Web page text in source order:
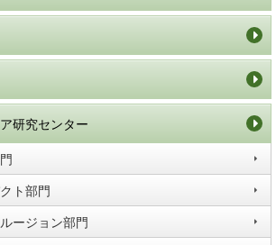
研究センター
ト部門
ージョン部門